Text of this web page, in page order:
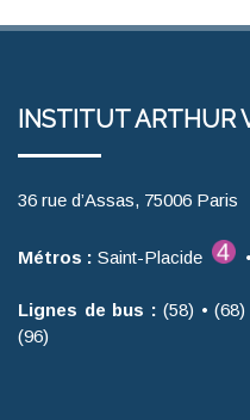
INSTITUT ARTHUR
36 rue d’Assas, 75006 Paris
Métros : Saint-Placide
Lignes de bus : (58) •
(96)